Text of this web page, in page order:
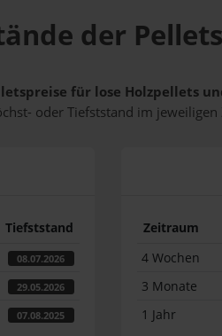
der
für lose Holzpellets
oder Tiefststand im
Tiefststand
08.07.2026
29.05.2026
07.08.2025
Zeitraum
4 Wochen
3 Monate
1 Jahr